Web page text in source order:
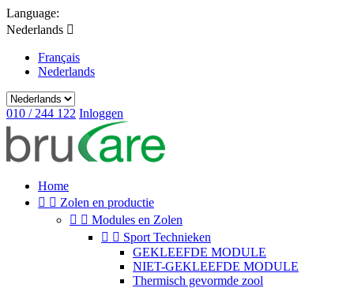
Language:
Nederlands 
Français
Nederlands
010 / 244 122 Inloggen
Home
  Zolen en productie
  Modules en Zolen
  Sport Technieken
GEKLEEFDE MODULE
NIET-GEKLEEFDE MODULE
Thermisch gevormde zool